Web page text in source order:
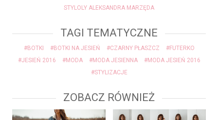
STYLOLY ALEKSANDRA MARZĘDA
TAGI TEMATYCZNE
#BOTKI #BOTKI NA JESIEŃ #CZARNY PŁASZCZ
#FUTERKO
#JESIEŃ 2016
#MODA #MODA JESIENNA
#MODA JESIEŃ 2016
#STYLIZACJE
ZOBACZ RÓWNIEŻ